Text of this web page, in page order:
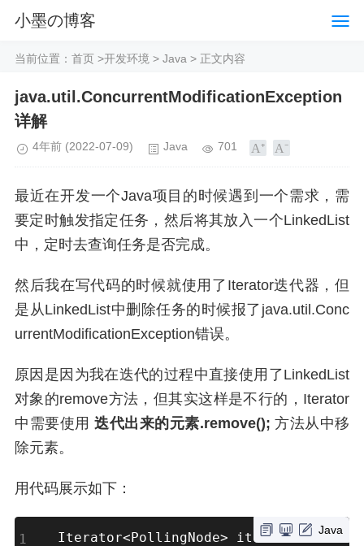
小墨の博客
当前位置： 首页 >开发环境 > Java > 正文内容
java.util.ConcurrentModificationException
详解
4年前 (2022-07-09) Java 701
最近在开发一个Java项目的时候遇到一个需求，需
要定时触发指定任务，然后将其放入一个LinkedList
中，定时去查询任务是否完成。
然后我在写代码的时候就使用了Iterator迭代器，但
是从LinkedList中删除任务的时候报了java.util.Conc
urrentModificationException错误。
原因是因为我在迭代的过程中直接使用了LinkedList
对象的remove方法，但其实这样是不行的，Iterator
中需要使用 迭代出来的元素.remove(); 方法从中移
除元素。
用代码展示如下：
Java
Iterator<PollingNode> iterator =